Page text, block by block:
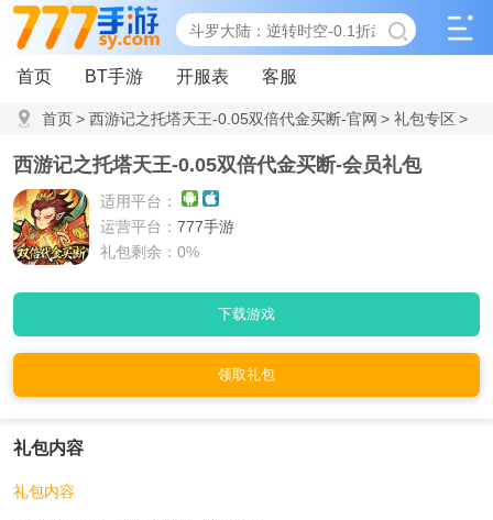
首页 BT手游 开服表 客服
首页> 西游记之托塔天王-0.05双倍代金买断-官网 > 礼包专区 >
会员礼包
西游记之托塔天王-0.05双倍代金买断-会员礼包
适用平台：
运营平台： 777手游
礼包剩余：0%
下载游戏
领取礼包
礼包内容
礼包内容